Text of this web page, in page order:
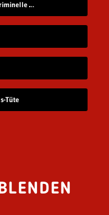
Tags Super-Lama-Mama, nachts kriminelle Machenschaften
Tüte